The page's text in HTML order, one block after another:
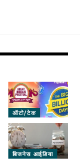
ऑटो/टेक
बिजनेस आईडिया